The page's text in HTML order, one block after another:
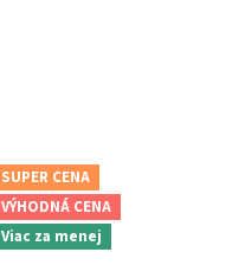
SUPER CENA
VÝHODNÁ CENA
Viac za menej